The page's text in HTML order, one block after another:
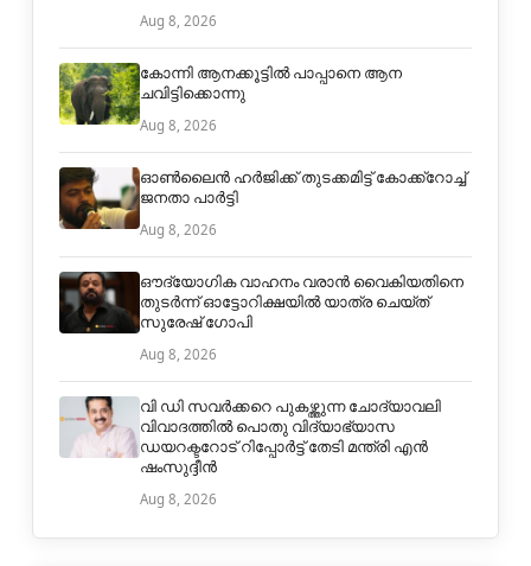
Aug 8, 2026
കോന്നി ആനക്കൂട്ടിൽ പാപ്പാനെ ആന
ചവിട്ടിക്കൊന്നു
Aug 8, 2026
ഓൺലൈൻ ഹർജിക്ക് തുടക്കമിട്ട് കോക്ക്റോച്ച്
ജനതാ പാർട്ടി
Aug 8, 2026
ഔദ്യോഗിക വാഹനം വരാന്‍ വൈകിയതിനെ
തുടര്‍ന്ന് ഓട്ടോറിക്ഷയില്‍ യാത്ര ചെയ്ത്
സുരേഷ് ഗോപി
Aug 8, 2026
വി ഡി സവർക്കറെ പുകഴ്ത്തുന്ന ചോദ്യാവലി
വിവാദത്തിൽ പൊതു വിദ്യാഭ്യാസ
ഡയറക്ടറോട് റിപ്പോർട്ട് തേടി മന്ത്രി എൻ
ഷംസുദ്ദീൻ
Aug 8, 2026